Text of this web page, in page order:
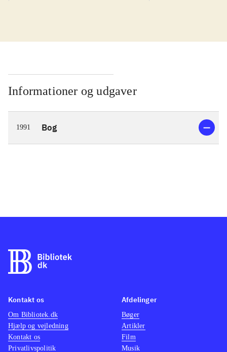
Informationer og udgaver
1991 Bog
Kontakt os
Om Bibliotek.dk
Hjælp og vejledning
Kontakt os
Privatlivspolitik
Afdelinger
Bøger
Artikler
Film
Musik